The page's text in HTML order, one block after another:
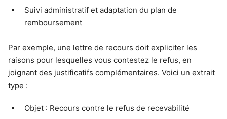
Suivi administratif et adaptation du plan de
remboursement
Par exemple, une lettre de recours doit expliciter les
raisons pour lesquelles vous contestez le refus, en
joignant des justificatifs complémentaires. Voici un extrait
type :
Objet : Recours contre le refus de recevabilité